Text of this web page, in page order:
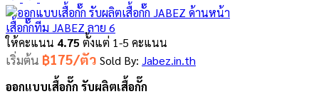
เสื้อกั๊กทีม JABEZ ลาย 6
ให้คะแนน 4.75 ตั้งแต่ 1-5 คะแนน
เริ่มต้น ฿175/ตัว Sold By: Jabez.in.th
ออกแบบเสื้อกั๊ก รับผลิตเสื้อกั๊ก